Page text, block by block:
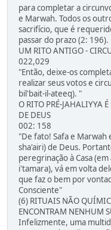
para completar a
e Marwah. Todos os
sacrifício, que é
passar do prazo (2: 196).
UM RITO ANTIGO -
022,029
"Então, deixe-os
realizar seus votos e
bil'bait-il-ateeq). "
O RITO PRÉ-JAHALIYYA
DE DEUS
002: 158
"De fato! Safa e
sha'airi) de Deus.
peregrinação à Casa
i'tamara), vá em volta
que faz o bem por
Consciente"
(6) RITUAIS NÃO
ENCONTRAM NENHUM
Infelizmente, uma